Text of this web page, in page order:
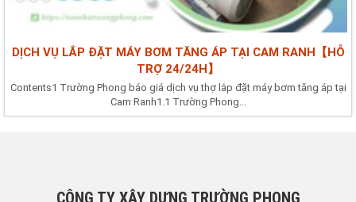
DỊCH VỤ LẮP ĐẶT MÁY BƠM TĂNG ÁP TẠI CAM RANH【HỖ
TRỢ 24/24H】
Contents1 Trường Phong báo giá dịch vụ thợ lắp đặt máy bơm tăng áp tại
Cam Ranh1.1 Trường Phong...